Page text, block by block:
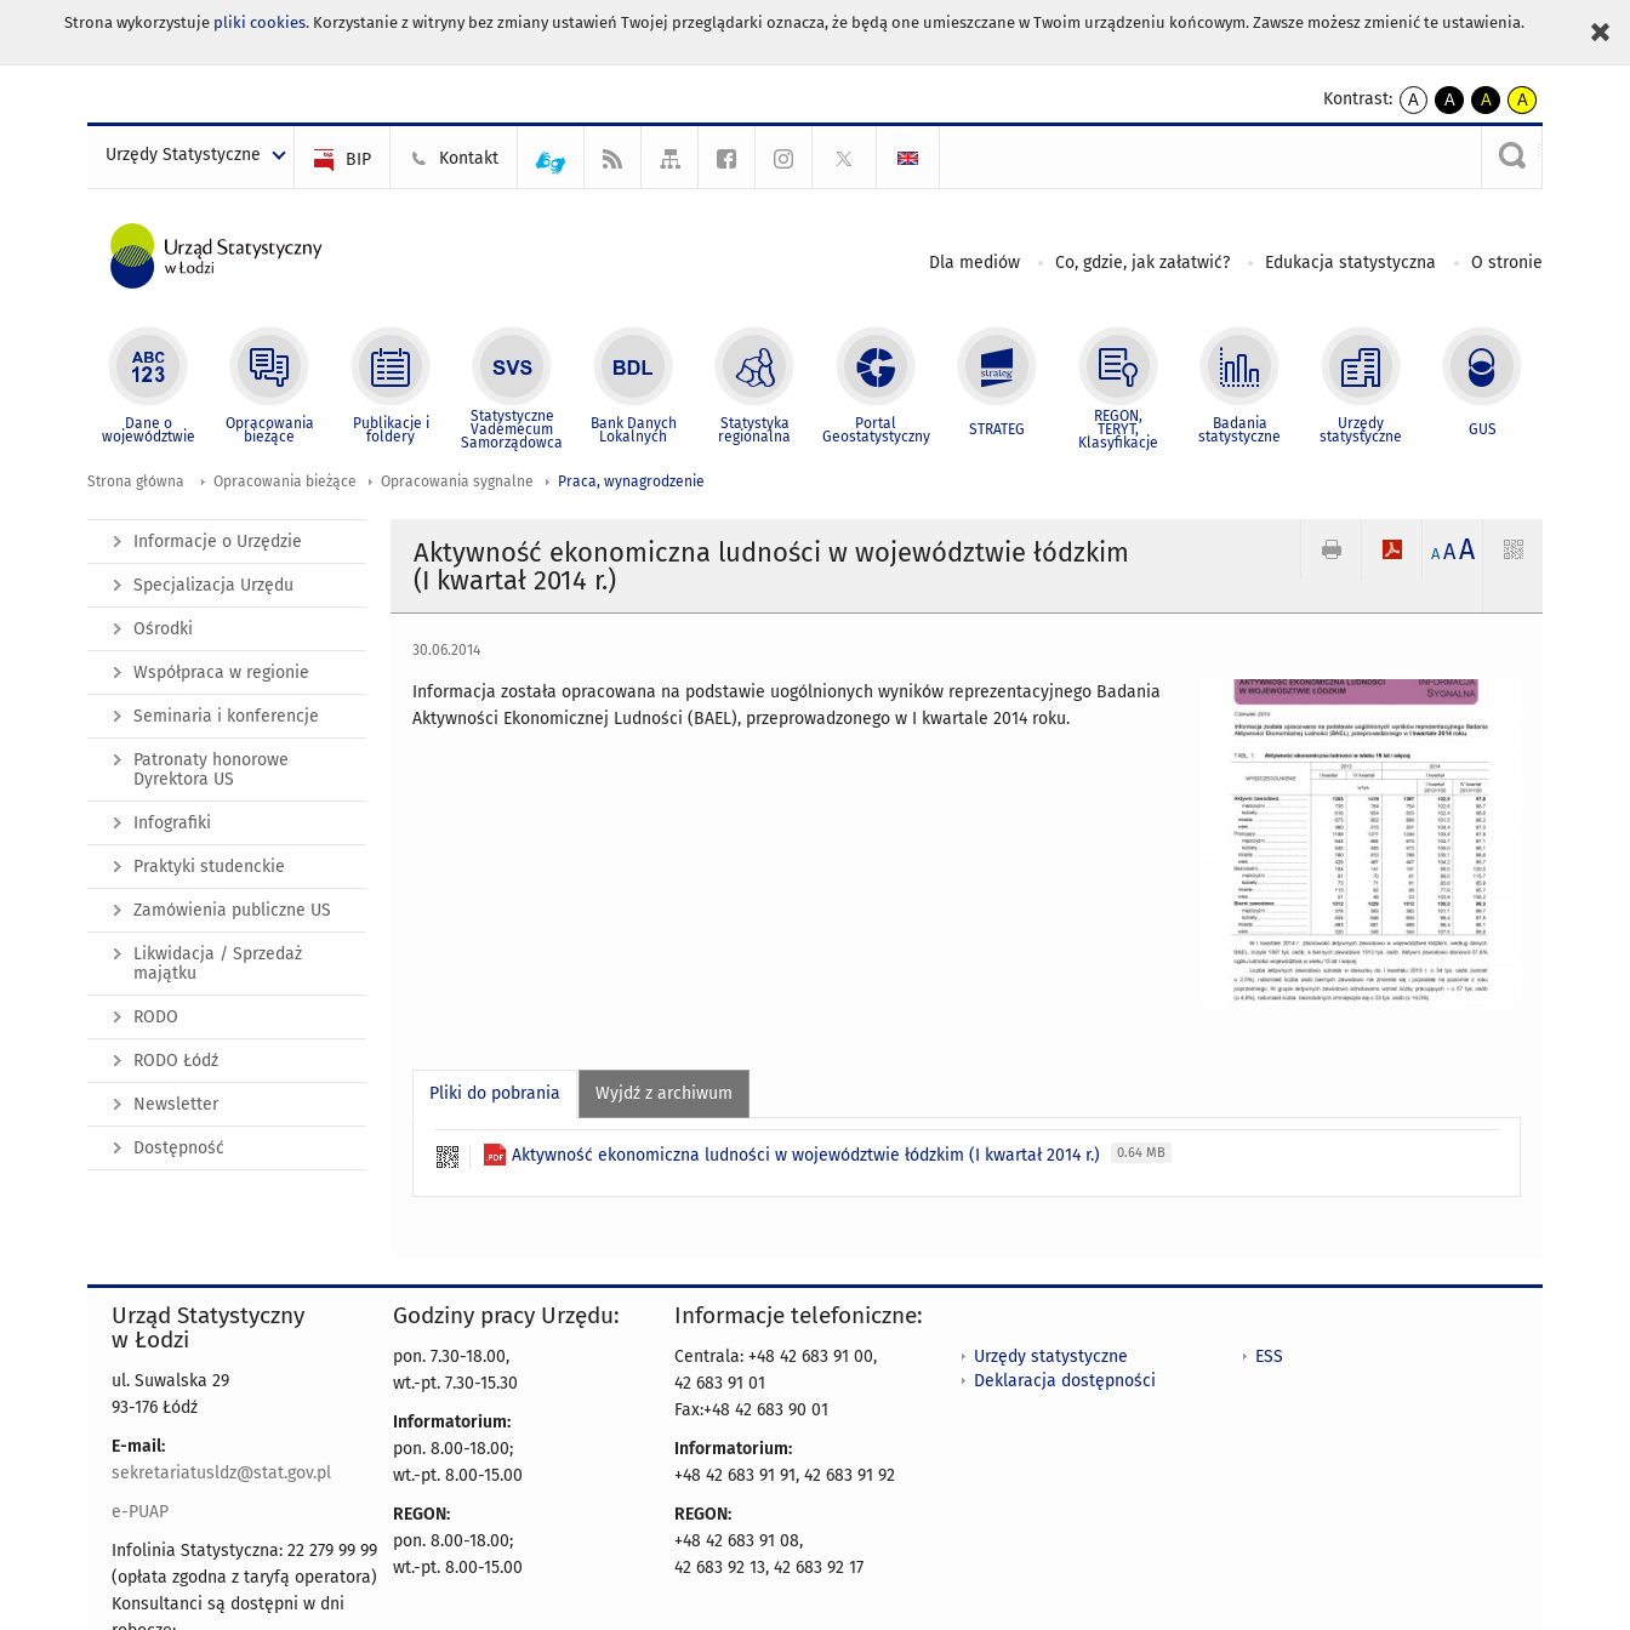
Strona wykorzystuje pliki cookies. Korzystanie z witryny bez zmiany ustawień Twojej przeglądarki oznacza, że będą one umieszczane w Twoim urządzeniu końcowym. Zawsze możesz zmienić te ustawienia.
Kontrast:
A
kontrast
A
kontrast
czarnym
A
kontrast
żółty
tekst
czarnym
A
kontrast
czarny
tekst
żółtym
Urzędy Statystyczne BIP Kontakt
Dla mediów Co, gdzie, jak załatwić? Edukacja statystyczna O stronie
Dane o
województwie
Opracowania
bieżące
Publikacje i
foldery
Statystyczne
Vademecum
Samorządowca
Bank Danych
Lokalnych
Statystyka
regionalna
Portal
Geostatystyczny STRATEG
REGON,
TERYT,
Klasyfikacje
Badania
statystyczne
Urzędy
statystyczne GUS
Strona główna Opracowania bieżące Opracowania sygnalne Praca, wynagrodzenie
Aktywność ekonomiczna ludności w województwie łódzkim
(I kwartał 2014 r.)
A AA
30.06.2014
Informacja została opracowana na podstawie uogólnionych wyników reprezentacyjnego Badania
Aktywności Ekonomicznej Ludności (BAEL), przeprowadzonego w I kwartale 2014 roku.
Pliki do pobrania Wyjdź z archiwum
Aktywność ekonomiczna ludności w województwie łódzkim (I kwartał 2014 r.) 0.64 MB
Informacje o Urzędzie
Specjalizacja Urzędu
Ośrodki
Współpraca w regionie
Seminaria i konferencje
Patronaty honorowe
Dyrektora US
Infografiki
Praktyki studenckie
Zamówienia publiczne US
Likwidacja / Sprzedaż
majątku
RODO
RODO Łódź
Newsletter
Dostępność
Urząd Statystyczny
w Łodzi
ul. Suwalska 29
93-176 Łódź
E-mail:
sekretariatusldz@stat.gov.pl
e-PUAP
Infolinia Statystyczna: 22 279 99 99
(opłata zgodna z taryfą operatora)
Konsultanci są dostępni w dni
Godziny pracy Urzędu:
pon. 7.30-18.00,
wt.-pt. 7.30-15.30
Informatorium:
pon. 8.00-18.00;
wt.-pt. 8.00-15.00
REGON:
pon. 8.00-18.00;
wt.-pt. 8.00-15.00
Informacje telefoniczne:
Centrala: +48 42 683 91 00,
42 683 91 01
Fax:+48 42 683 90 01
Informatorium:
+48 42 683 91 91, 42 683 91 92
REGON:
+48 42 683 91 08,
42 683 92 13, 42 683 92 17
Urzędy statystyczne
Deklaracja dostępności
ESS